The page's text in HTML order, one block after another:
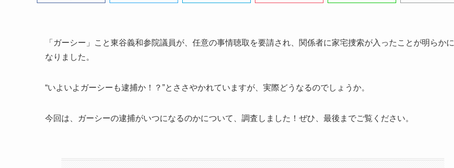
「ガーシー」こと東谷義和参院議員が、任意の事情聴取を要請され、関係者に家宅捜索が入ったことが明らかに
なりました。
“いよいよガーシーも逮捕か！？”とささやかれていますが、実際どうなるのでしょうか。
今回は、ガーシーの逮捕がいつになるのかについて、調査しました！ぜひ、最後までご覧ください。